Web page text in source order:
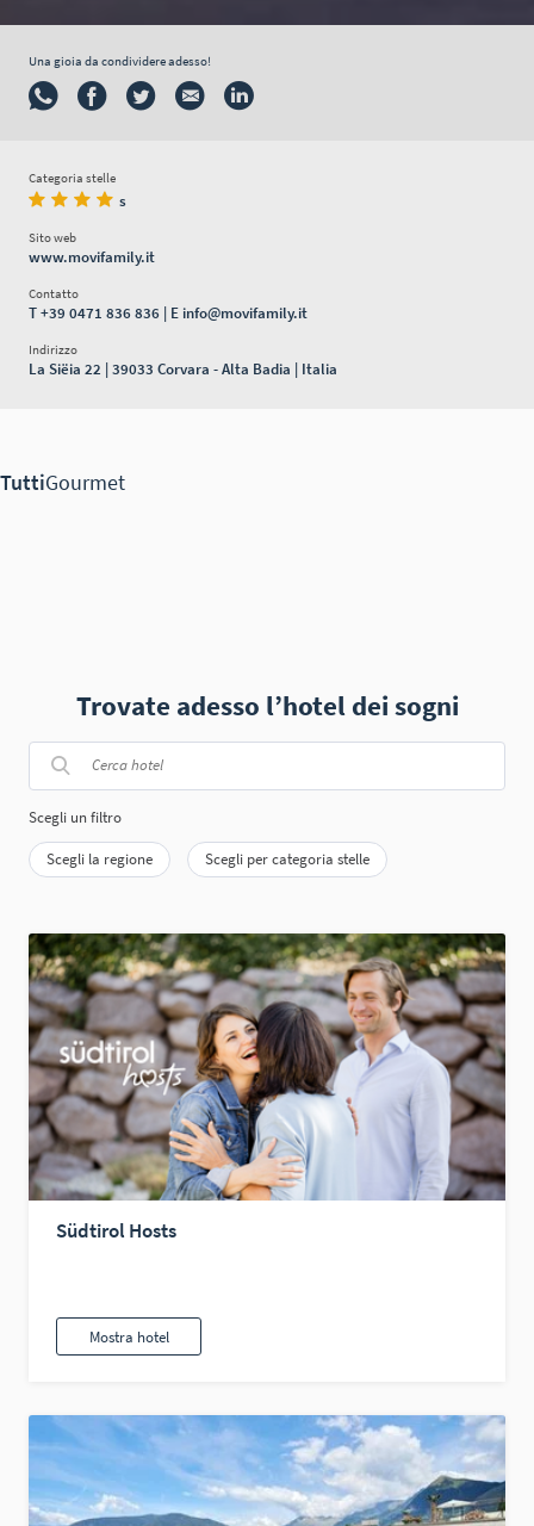
Una gioia da condividere adesso!
Categoria stelle
s
Sito web
www.movifamily.it
Contatto
T+39 0471 836 836| E info@movifamily.it
Indirizzo
La Siëia 22 | 39033 Corvara - Alta Badia | Italia
Trovate adesso l’hotel dei sogni
Scegli un filtro
Scegli la regione Scegli per categoria stelle
Südtirol Hosts
Mostra hotel